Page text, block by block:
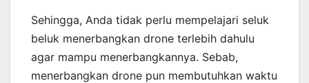
Sehingga, Anda tidak perlu mempelajari seluk
beluk menerbangkan drone terlebih dahulu
agar mampu menerbangkannya. Sebab,
menerbangkan drone pun membutuhkan waktu